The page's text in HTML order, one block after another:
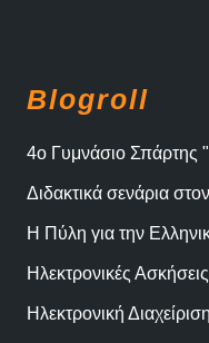
Blogroll
4ο Γυμνάσιο Σπάρτης
Διδακτικά σενάρια
Η Πύλη για την
Ηλεκτρονικές
Ηλεκτρονική